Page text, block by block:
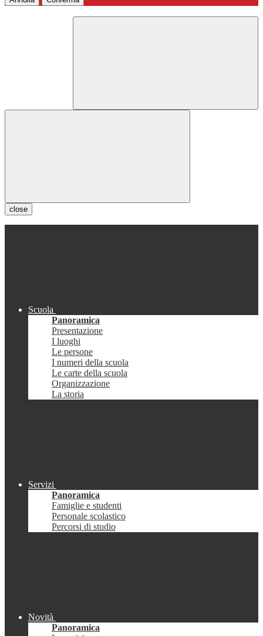
close
Scuola
Panoramica
Presentazione
I luoghi
Le persone
I numeri della scuola
Le carte della scuola
Organizzazione
La storia
Servizi
Panoramica
Famiglie e studenti
Personale scolastico
Percorsi di studio
Novità
Panoramica